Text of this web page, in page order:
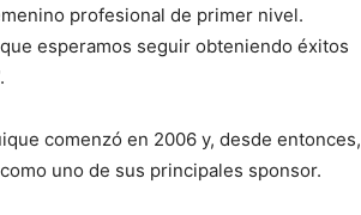
profesional de primer nivel.
esperamos seguir obteniendo éxitos
comenzó en 2006 y, desde entonces,
uno de sus principales sponsor.